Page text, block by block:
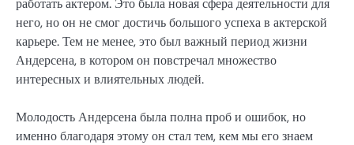
него, но он не смог достичь большого успеха в актерской
карьере. Тем не менее, это был важный период жизни
Андерсена, в котором он повстречал множество
интересных и влиятельных людей.
Молодость Андерсена была полна проб и ошибок, но
именно благодаря этому он стал тем, кем мы его знаем